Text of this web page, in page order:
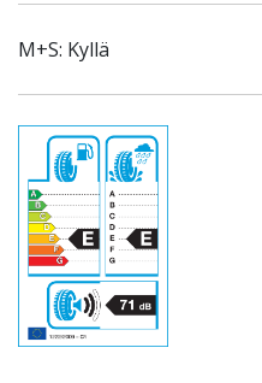
M+S: Kyllä